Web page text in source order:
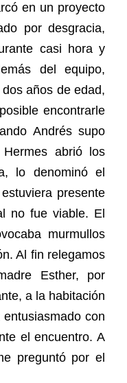
en un proyecto
por desgracia,
casi hora y
del equipo,
años de edad,
encontrarle
Andrés supo
abrió los
lo denominó el
presente
no fue viable. El
murmullos
Al fin relegamos
Esther, por
a la habitación
con
el encuentro. A
preguntó por el